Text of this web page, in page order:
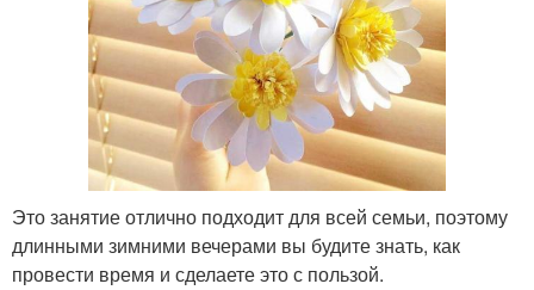
Это занятие отлично подходит для всей семьи, поэтому
длинными зимними вечерами вы будите знать, как
провести время и сделаете это с пользой.